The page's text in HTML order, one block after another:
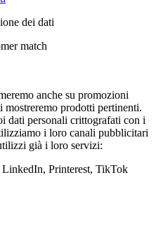
dei dati
match
anche su promozioni
mostreremo prodotti pertinenti.
dati personali crittografati con i
i loro canali pubblicitari
già i loro servizi:
Printerest, TikTok